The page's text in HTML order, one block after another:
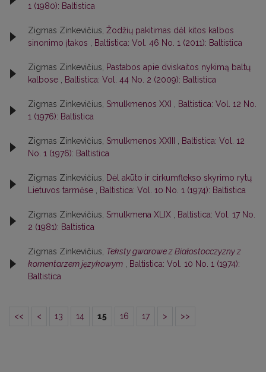
1 (1980): Baltistica
Zigmas Zinkevičius, Žodžių pakitimas dėl kitos kalbos
sinonimo įtakos
Baltistica: Vol. 46 No. 1 (2011): Baltistica
Zigmas Zinkevičius,
Pastabos apie dviskaitos nykimą baltų
kalbose
Baltistica: Vol. 44 No. 2 (2009): Baltistica
Zigmas Zinkevičius, Smulkmenos XXI
Baltistica: Vol. 12 No.
1 (1976): Baltistica
Zigmas Zinkevičius, Smulkmenos XXIII
Baltistica: Vol. 12
No. 1 (1976): Baltistica
Zigmas Zinkevičius,
Dėl akūto ir cirkumflekso skyrimo rytų
Lietuvos tarmėse
Baltistica: Vol. 10 No. 1 (1974): Baltistica
Zigmas Zinkevičius, Smulkmena XLIX
Baltistica: Vol. 17 No.
2 (1981): Baltistica
Zigmas Zinkevičius, Teksty gwarowe z Białostocczyzny z
komentarzem językowym
Baltistica: Vol. 10 No. 1 (1974):
Baltistica
<< < 13 14 15 16 17 > >>